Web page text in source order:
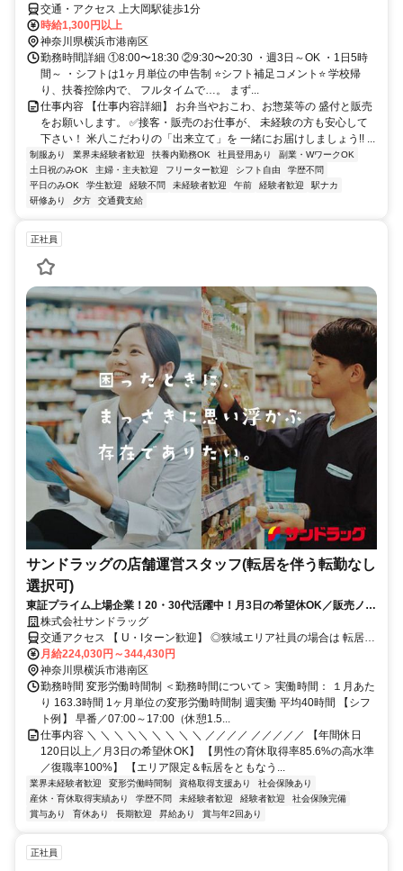
交通・アクセス 上大岡駅徒歩1分
時給1,300円以上
神奈川県横浜市港南区
勤務時間詳細 ①8:00〜18:30 ②9:30〜20:30 ・週3日～OK ・1日5時
間～ ・シフトは1ヶ月単位の申告制 ⭐シフト補足コメント⭐ 学校帰
り、扶養控除内で、 フルタイムで…。 まず...
仕事内容 【仕事内容詳細】 お弁当やおこわ、お惣菜等の 盛付と販売
をお願いします。 ✅接客・販売のお仕事が、 未経験の方も安心して
下さい！ 米八こだわりの「出来立て」を 一緒にお届けしましょう!! ...
制服あり 業界未経験者歓迎 扶養内勤務OK 社員登用あり
副業・WワークOK
土日祝のみOK
主婦・主夫歓迎 フリーター歓迎 シフト自由
学歴不問
平日のみOK
学生歓迎 経験不問 未経験者歓迎 午前 経験者歓迎
駅ナカ
研修あり
夕方 交通費支給
正社員
サンドラッグの店舗運営スタッフ(転居を伴う転勤なし
選択可)
東証プライム上場企業！20・30代活躍中！月3日の希望休OK／販売ノル
マなし／年収例32歳SV816万円／販促企画～商品管理など店舗運営がメ
インの仕事
株式会社サンドラッグ
交通アクセス 【 U・Iターン歓迎】 ◎狭域エリア社員の場合は 転居を
伴う転勤はありません。 ◎マイカー通勤OK
月給224,030円～344,430円
神奈川県横浜市港南区
勤務時間 変形労働時間制 ＜勤務時間について＞ 実働時間： １月あた
り 163.3時間 1ヶ月単位の変形労働時間制 週実働 平均40時間 【シフ
ト例】 早番／07:00～17:00（休憩1.5...
仕事内容 ＼ ＼ ＼ ＼＼ ＼ ＼ ＼ ＼ ／／／／ ／／／／／ 【年間休日
120日以上／月3日の希望休OK】 【男性の育休取得率85.6%の高水準
／復職率100%】 【エリア限定＆転居をともなう...
業界未経験者歓迎 変形労働時間制 資格取得支援あり
社会保険あり
産休・育休取得実績あり
学歴不問 未経験者歓迎 経験者歓迎
社会保険完備
賞与あり
育休あり 長期歓迎 昇給あり 賞与年2回あり
正社員